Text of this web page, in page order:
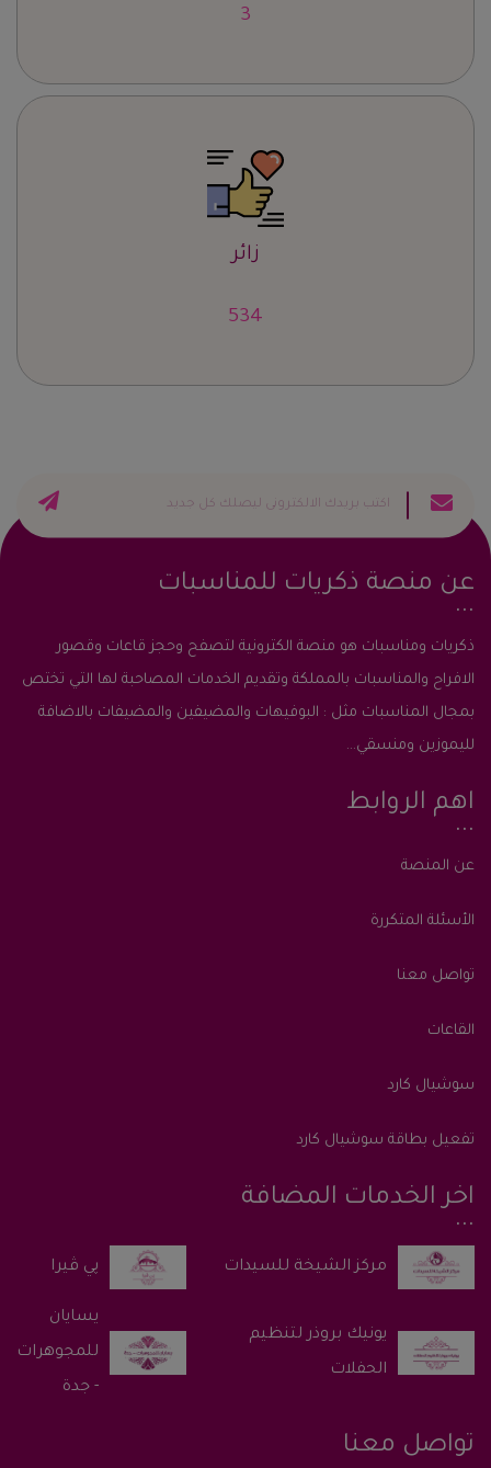
4
زائر
663
عن منصة ذكريات للمناسبات
ذكريات ومناسبات هو منصة الكترونية لتصفح وحجز قاعات وقصور
الافراح والمناسبات بالمملكة وتقديم الخدمات المصاحبة لها التي تختص
بمجال المناسبات مثل : البوفيهات والمضيفين والمضيفات بالاضافة
لليموزين ومنسقي...
اهم الروابط
عن المنصة
الأسئلة المتكررة
تواصل معنا
القاعات
سوشيال كارد
تفعيل بطاقة سوشيال كارد
اخر الخدمات المضافة
پي ڤيرا
يونيك بروذر لتنظيم
الحفلات
يسايان
للمجوهرات
- جدة
تواصل معنا